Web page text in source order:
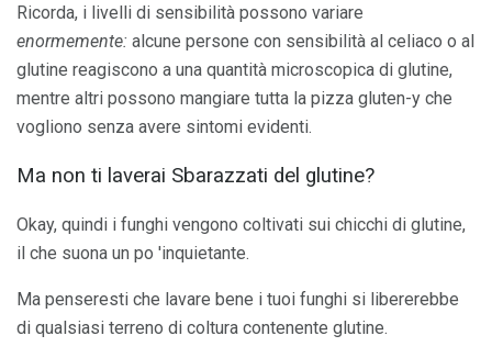
Ricorda, i livelli di sensibilità possono variare
enormemente: alcune persone con sensibilità al celiaco o al
glutine reagiscono a una quantità microscopica di glutine,
mentre altri possono mangiare tutta la pizza gluten-y che
vogliono senza avere sintomi evidenti.
Ma non ti laverai Sbarazzati del glutine?
Okay, quindi i funghi vengono coltivati ​​sui chicchi di glutine,
il che suona un po 'inquietante.
Ma penseresti che lavare bene i tuoi funghi si libererebbe
di qualsiasi terreno di coltura contenente glutine.